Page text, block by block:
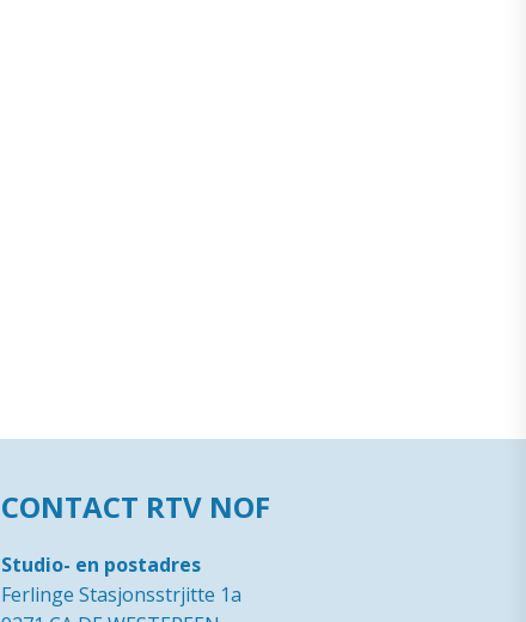
CONTACT RTV NOF
Studio- en postadres
Ferlinge Stasjonsstrjitte 1a